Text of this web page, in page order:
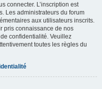
connecter. L’inscription est
Les administrateurs du forum
aux utilisateurs inscrits.
pris connaissance de nos
confidentialité. Veuillez
toutes les règles du